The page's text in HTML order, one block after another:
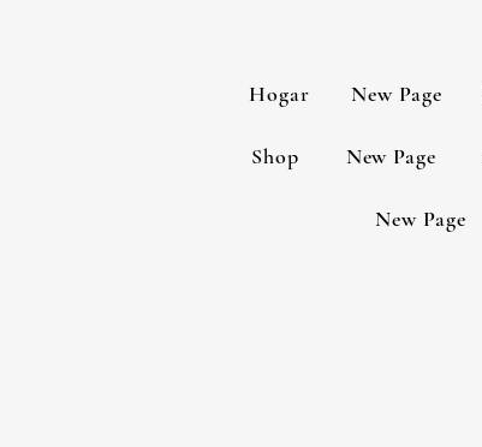
Hogar New Page
Shop New Page
New Page